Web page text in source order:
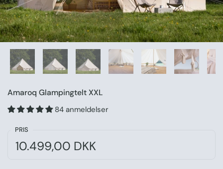
Amaroq Glampingtelt XXL
84 anmeldelser
PRIS
Pris:
10.499,00 DKK
Normal pris: